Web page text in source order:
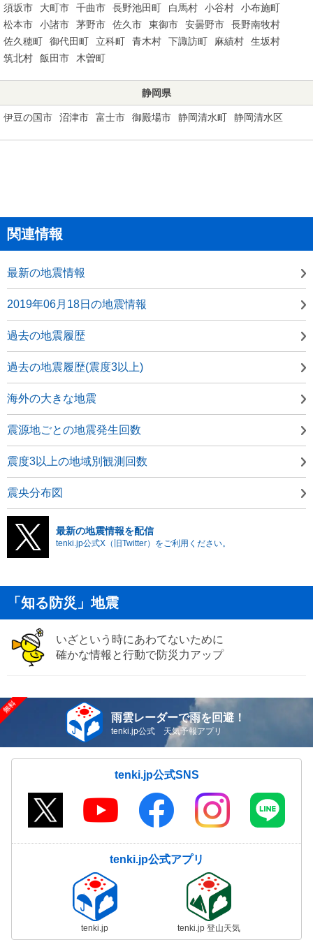
須坂市 大町市 千曲市 長野池田町 白馬村 小谷村
小布施町
松本市
小諸市 茅野市 佐久市 東御市 安曇野市
長野南牧村
佐久穂町
御代田町 立科町 青木村 下諏訪町 麻績村
生坂村
筑北村
飯田市 木曽町
静岡県
伊豆の国市 沼津市 富士市 御殿場市 静岡清水町 静岡清水区
関連情報
最新の地震情報
2019年06月18日の地震情報
過去の地震履歴
過去の地震履歴(震度3以上)
海外の大きな地震
震源地ごとの地震発生回数
震度3以上の地域別観測回数
震央分布図
最新の地震情報を配信
tenki.jp公式X（旧Twitter）をご利用ください。
「知る防災」地震
いざという時にあわてないために
確かな情報と行動で防災力アップ
雨雲レーダーで雨を回避！
tenki.jp公式 天気予報アプリ
tenki.jp公式SNS
tenki.jp公式アプリ
tenki.jp tenki.jp 登山天気